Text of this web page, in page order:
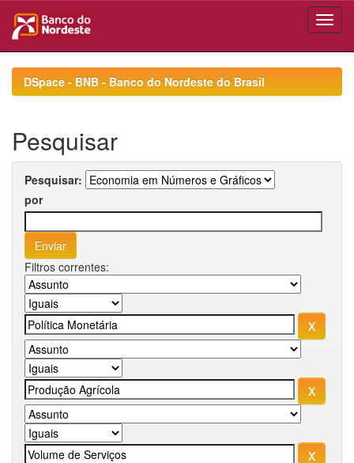
navigationDSpace - BNB - Banco do Nordeste do Brasil
Pesquisar
Pesquisar:
por
Filtros correntes: